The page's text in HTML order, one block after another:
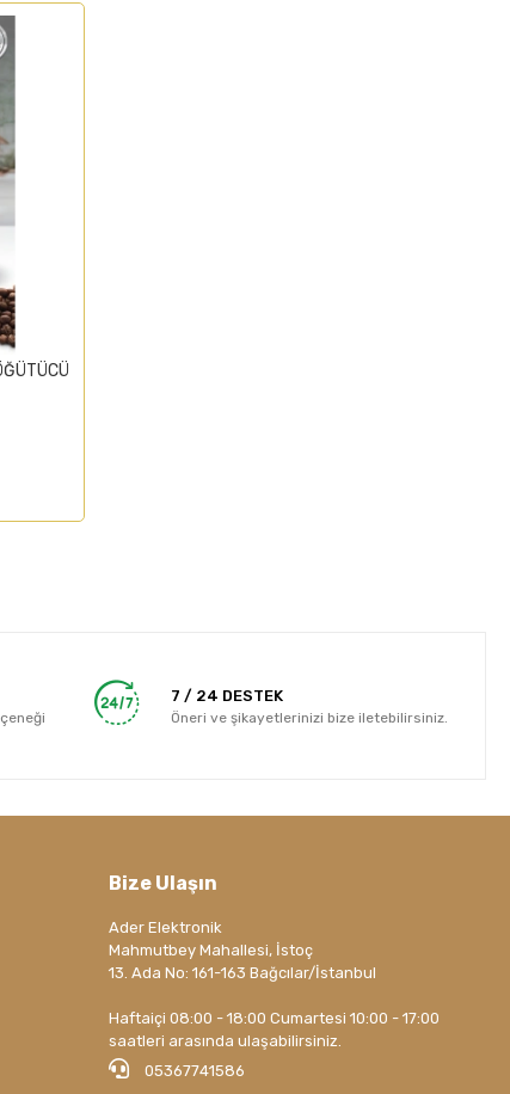
7 / 24 DESTEK
Öneri ve şikayetlerinizi bize iletebilirsiniz.
Bize Ulaşın
Ader Elektronik
Mahmutbey Mahallesi, İstoç
13. Ada No: 161-163 Bağcılar/İstanbul
Haftaiçi 08:00 - 18:00 Cumartesi 10:00 - 17:00
saatleri arasında ulaşabilirsiniz.
05367741586